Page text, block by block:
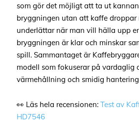
som gör det möjligt att ta ut
bryggningen utan att kaffe droppar
underlättar när man vill hälla upp
bryggningen är klar och minskar
spill. Sammantaget är
modell som fokuserar på vardaglig
värmehållning och smidig
👀 Läs hela recensionen: Test av
HD7546